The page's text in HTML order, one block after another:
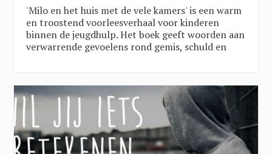
'Milo en het huis met de vele kamers' is een warm
en troostend voorleesverhaal voor kinderen
binnen de jeugdhulp. Het boek geeft woorden aan
verwarrende gevoelens rond gemis, schuld en
Een verhaal dat kinderen helpt groeien in rust,
veiligheid en vertrouwen en dat toont dat ze er
nooit alleen voor staan.